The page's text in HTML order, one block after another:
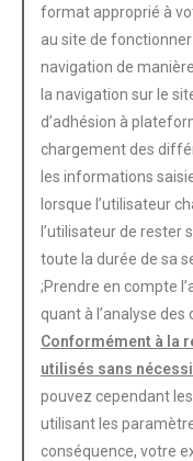
format approprié à
au site de
navigation de
la navigation sur le
d’adhésion à
chargement des
les informations
lorsque l’utilisateur
l’utilisateur de rester
toute la durée de sa
;Prendre en compte
quant à l’analyse des
Conformément à la
utilisés sans
pouvez cependant
utilisant les
conséquence, votre